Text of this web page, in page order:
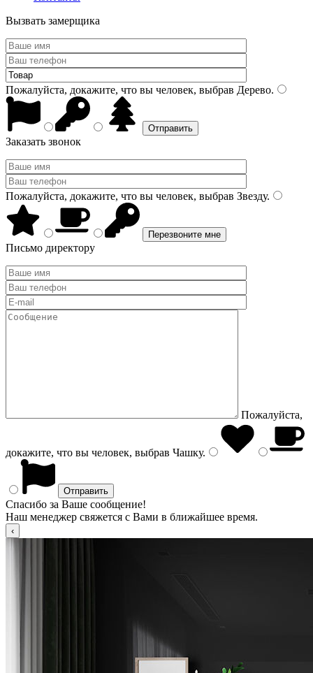
Вызвать замерщика
Пожалуйста, докажите, что вы человек, выбрав Дерево.
Заказать звонок
Пожалуйста, докажите, что вы человек, выбрав Звезду.
Письмо директору
Пожалуйста,
докажите, что вы человек, выбрав Чашку.
Спасибо за Ваше сообщение!
Наш менеджер свяжется с Вами в ближайшее время.